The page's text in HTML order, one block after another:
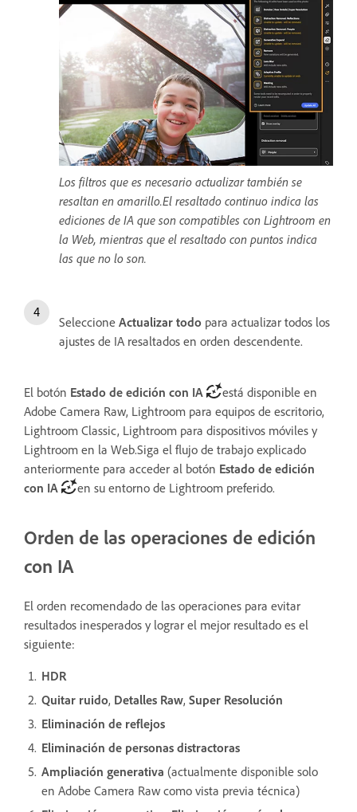
Los filtros que es necesario actualizar también se
resaltan en amarillo.El resaltado continuo indica las
ediciones de IA que son compatibles con Lightroom en
la Web, mientras que el resaltado con puntos indica
las que no lo son.
Seleccione Actualizar todo para actualizar todos los
ajustes de IA resaltados en orden descendente.
El botón Estado de edición con IA
está disponible en
Adobe Camera Raw, Lightroom para equipos de escritorio,
Lightroom Classic, Lightroom para dispositivos móviles y
Lightroom en la Web.Siga el flujo de trabajo explicado
anteriormente para acceder al botón Estado de edición
con IA
en su entorno de Lightroom preferido.
Orden de las operaciones de edición
con IA
El orden recomendado de las operaciones para evitar
resultados inesperados y lograr el mejor resultado es el
siguiente:
HDR
Quitar ruido, Detalles Raw, Super Resolución
Eliminación de reflejos
Eliminación de personas distractoras
Ampliación generativa (actualmente disponible solo
en Adobe Camera Raw como vista previa técnica)